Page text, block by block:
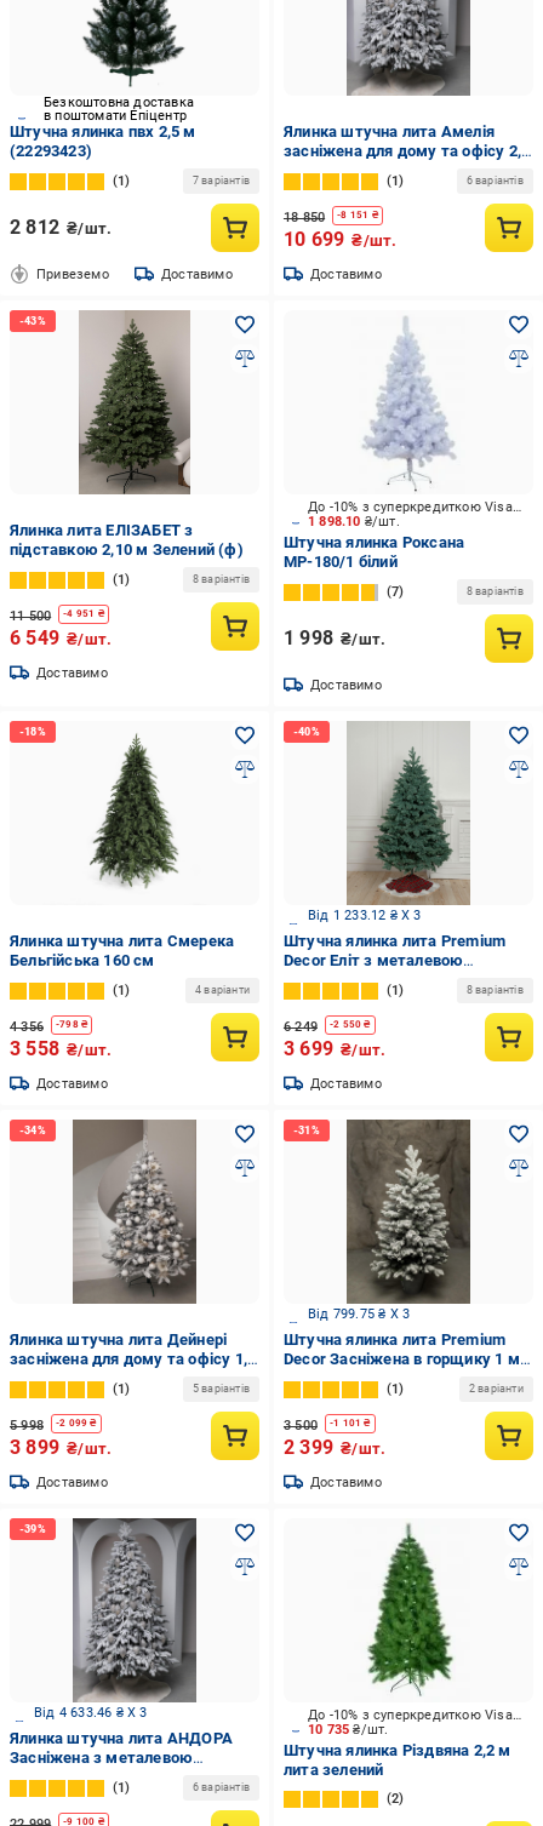
Безкоштовна доставка
в поштомати Епіцентр
Штучна ялинка пвх 2,5 м
(22293423)
1 7 варіантів
2 812 ₴/шт.
Привеземо Доставимо
Ялинка штучна лита Амелія
засніжена для дому та офісу 2,3
м (28391493)
1 6 варіантів
18 850 -8 151 ₴
10 699 ₴/шт.
Доставимо
Ялинка лита ЕЛІЗАБЕТ з
підставкою 2,10 м Зелений (ф)
1 8 варіантів
11 500 -4 951 ₴
6 549 ₴/шт.
Доставимо
1 898.10 ₴/шт.
До -10% з суперкредиткою Visa Вигода
Штучна ялинка Роксана
МР-180/1 білий
7 8 варіантів
1 998 ₴/шт.
Доставимо
Ялинка штучна лита Смерека
Бельгійська 160 см
1 4 варіанти
4 356 -798₴
3 558 ₴/шт.
Доставимо
Від 1 233.12 ₴ X 3
Штучна ялинка лита Premium
Decor Еліт з металевою
підставкою 1,5 м Блакитний
1 8 варіантів
6 249 -2 550 ₴
3 699 ₴/шт.
Доставимо
Ялинка штучна лита Дейнері
засніжена для дому та офісу 1,8
м (28400692)
1 5 варіантів
5 998 -2 099 ₴
3 899 ₴/шт.
Доставимо
Від 799.75 ₴ X 3
Штучна ялинка лита Premium
Decor Засніжена в горщику 1 м
Зелений
1 2 варіанти
3 500 -1 101 ₴
2 399 ₴/шт.
Доставимо
Від 4 633.46 ₴ X 3
Ялинка штучна лита АНДОРА
Засніжена з металевою
підставкою на 30% пишніша 2,52
м модель 2025 року
1 6 варіантів
-9 100 ₴
10 735₴/шт.
До -10% з суперкредиткою Visa Вигода
Штучна ялинка Різдвяна 2,2 м
лита зелений
2